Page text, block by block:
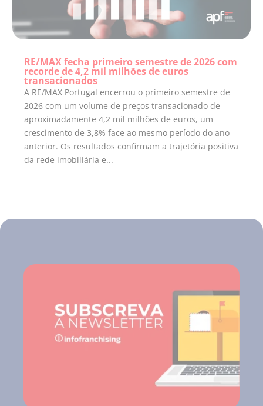
RE/MAX fecha primeiro semestre de 2026 com
recorde de 4,2 mil milhões de euros
transacionados
A RE/MAX Portugal encerrou o primeiro semestre de
2026 com um volume de preços transacionado de
aproximadamente 4,2 mil milhões de euros, um
crescimento de 3,8% face ao mesmo período do ano
anterior. Os resultados confirmam a trajetória positiva
da rede imobiliária e...